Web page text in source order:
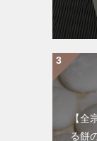
【全
る餅